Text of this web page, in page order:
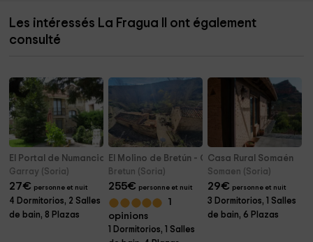
Les intéressés La Fragua II ont également
consulté
El Portal de Numancia I
Garray (Soria)
27€ personne et nuit
4 Dormitorios, 2 Salles
de bain, 8 Plazas
El Molino de Bretún - Casa Garduña
Bretun (Soria)
255€ personne et nuit
1
opinions
1 Dormitorios, 1 Salles
Casa Rural Somaén
Somaen (Soria)
29€ personne et nuit
3 Dormitorios, 1 Salles
de bain, 6 Plazas